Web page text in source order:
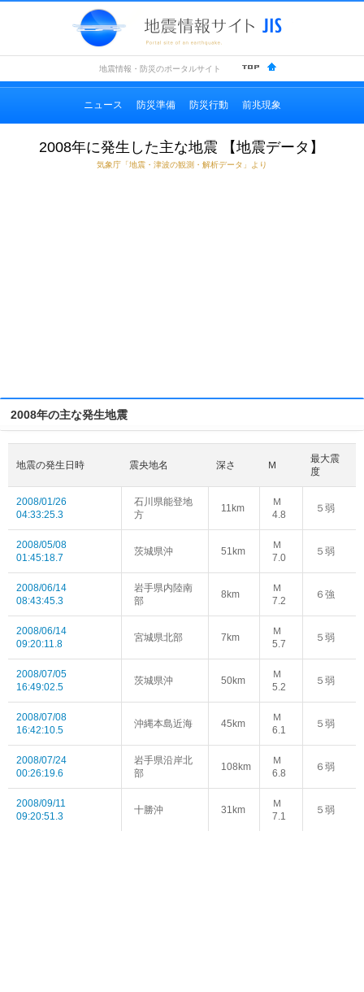
地震情報・防災のポータルサイト
ニュース 防災準備 防災行動 前兆現象
2008年に発生した主な地震 【地震データ】
気象庁「地震・津波の観測・解析データ」より
2008年の主な発生地震
地震の発生日時 震央地名 深さ Ｍ
最大震
度
2008/01/26
04:33:25.3
石川県能登地
方
11km
Ｍ
4.8
５弱
2008/05/08
01:45:18.7
茨城県沖 51km
Ｍ
7.0
５弱
2008/06/14
08:43:45.3
岩手県内陸南
部
8km
Ｍ
7.2
６強
2008/06/14
09:20:11.8
宮城県北部 7km
Ｍ
5.7
５弱
2008/07/05
16:49:02.5
茨城県沖 50km
Ｍ
5.2
５弱
2008/07/08
16:42:10.5
沖縄本島近海 45km
Ｍ
6.1
５弱
2008/07/24
00:26:19.6
岩手県沿岸北
部
108km
Ｍ
6.8
６弱
2008/09/11
09:20:51.3
十勝沖 31km
Ｍ
7.1
５弱